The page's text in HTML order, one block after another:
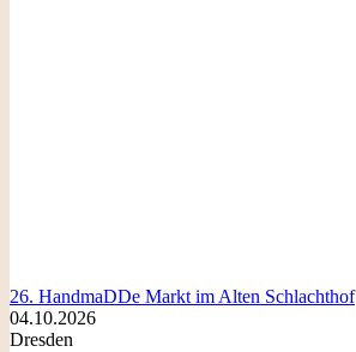
26. HandmaDDe Markt im Alten Schlachthof
04.10.2026
Dresden